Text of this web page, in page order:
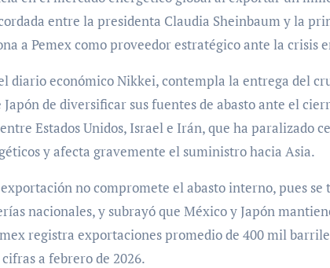
entre la presidenta Claudia Sheinbaum y la
a Pemex como proveedor estratégico ante la crisis
diario económico Nikkei, contempla la entrega del
Japón de diversificar sus fuentes de abasto ante el
Estados Unidos, Israel e Irán, que ha paralizado
y afecta gravemente el suministro hacia Asia.
no compromete el abasto interno, pues se
nacionales, y subrayó que México y Japón
registra exportaciones promedio de 400 mil
a febrero de 2026.